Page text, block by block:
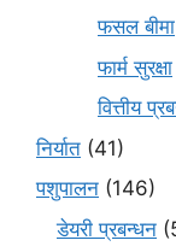
फसल बीमा
फार्म सुरक्षा
वित्तीय
निर्यात (41)
पशुपालन (146)
डेयरी प्रबन्धन